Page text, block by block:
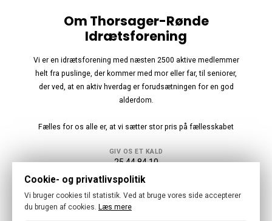
Om Thorsager-Rønde
Idrætsforening
Vi er en idrætsforening med næsten 2500 aktive medlemmer
helt fra puslinge, der kommer med mor eller far, til seniorer,
der ved, at en aktiv hverdag er forudsætningen for en god
alderdom.
Fælles for os alle er, at vi sætter stor pris på fællesskabet
GIV OS ET KALD
25 44 84 10
Følg os
Cookie- og privatlivspolitik
Vi bruger cookies til statistik. Ved at bruge vores side accepterer
du brugen af cookies. Læs mere